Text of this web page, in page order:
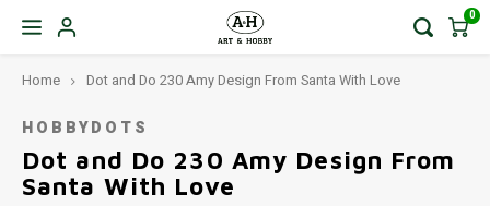
0
Home Dot and Do 230 Amy Design From Santa With Love
HOBBYDOTS
Dot and Do 230 Amy Design From
Santa With Love